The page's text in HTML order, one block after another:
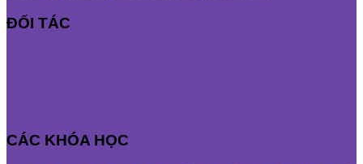
ĐỐI TÁC
CÁC KHÓA HỌC